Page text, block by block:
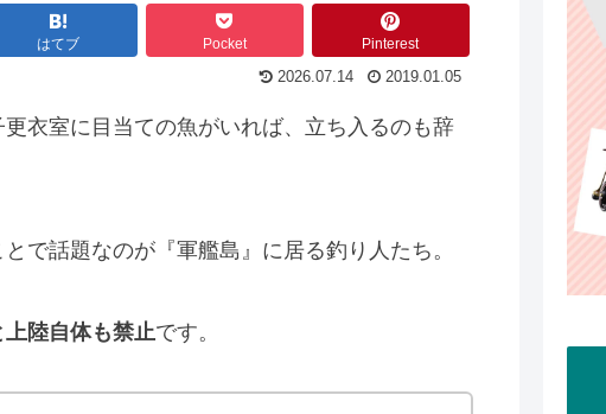
はてブ Pocket Pinterest
2026.07.14 2019.01.05
衣室に目当ての魚がいれば、立ち入るのも辞
で話題なのが『軍艦島』に居る釣り人たち。
上陸自体も禁止です。